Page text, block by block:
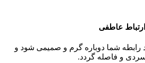
عاطفی
شما دوباره گرم و صمیمی شود و
و فاصله گردد.